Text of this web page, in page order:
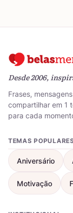
Desde 2006,
Frases,
compartilhar em 1
para cada
TEMAS
Aniversário
Motivação